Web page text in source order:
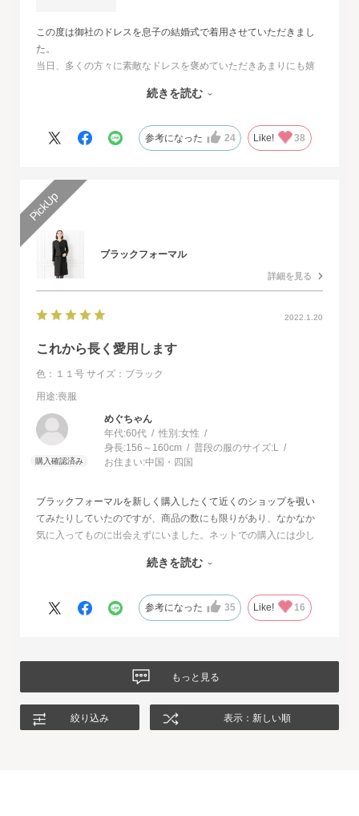
この度は御社のドレスを息子の結婚式で着用させていただきまし
た。
当日、多くの方々に素敵なドレスを褒めていただきあまりにも嬉
その旨をお伝えさせていただきたいと思いました。とても素敵な
人生最高の幸せな日に華を添えていただき、心より感謝申し上げ
続きを読む
参考になった 24 Like! 38
ブラックフォーマル
詳細を見る
2022.1.20
これから長く愛用します
色：１１号 サイズ：ブラック
用途:喪服
めぐちゃん
年代:60代 性別:女性
身長:156～160cm 普段の服のサイズ:L
お住まい:中国・四国
ブラックフォーマルを新しく購入したくて近くのショップを覗い
てみたりしていたのですが、商品の数にも限りがあり、なかなか
気に入ってものに出会えずにいました。ネットでの購入には少し
することが出来ました。最初に注文したものはイメージと違って
は、生地もデザインも大満足、これから長く自信をもって着用し
続きを読む
参考になった 35 Like! 16
もっと見る
絞り込み 表示：新しい順